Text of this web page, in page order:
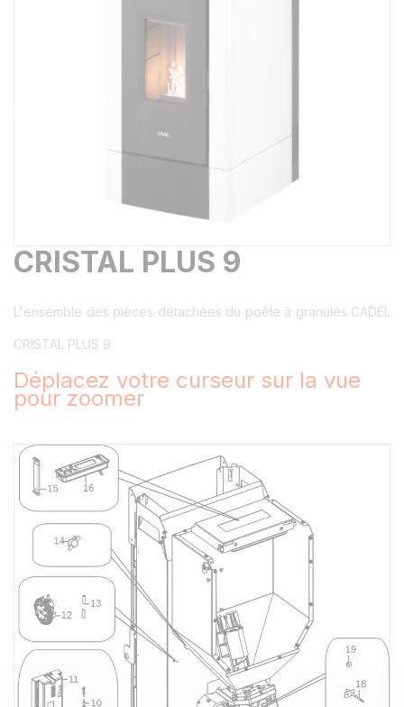
CRISTAL PLUS 9
L'ensemble des pièces détachées du poêle à granulés CADEL
CRISTAL PLUS 9
Déplacez votre curseur sur la vue
pour zoomer